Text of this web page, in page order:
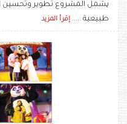
يشمل المشروع تطوير وتحسين
طبيعية ..... إقرأ المزيد